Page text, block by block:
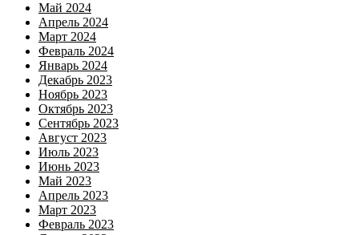
Май 2024
Апрель 2024
Март 2024
Февраль 2024
Январь 2024
Декабрь 2023
Ноябрь 2023
Октябрь 2023
Сентябрь 2023
Август 2023
Июль 2023
Июнь 2023
Май 2023
Апрель 2023
Март 2023
Февраль 2023